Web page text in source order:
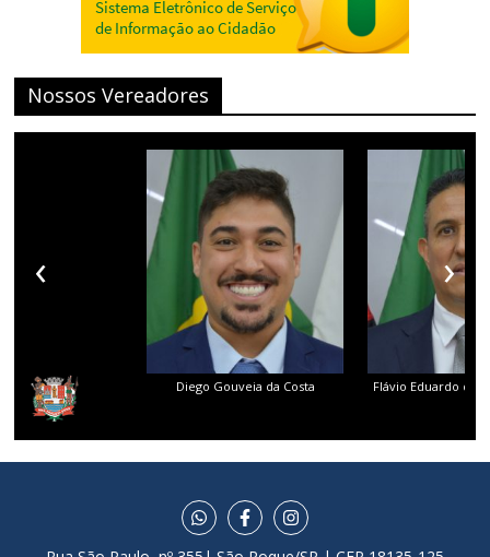
Nossos Vereadores
Diego Gouveia da Costa Flávio Eduardo dos
‹ ›